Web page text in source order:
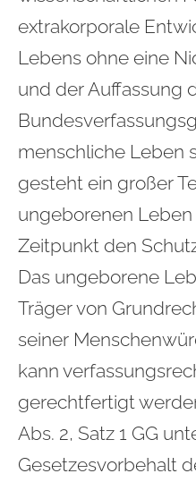
extrakorporale
Lebens ohne eine
und der Auffassung
menschliche Leben
gesteht ein großer
ungeborenen
Zeitpunkt den
Das ungeborene
Träger von
seiner
kann
gerechtfertigt
Abs. 2, Satz 1 GG
Gesetzesvorbehalt